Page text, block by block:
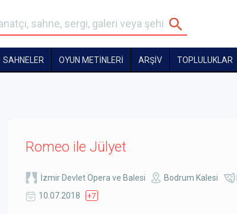
SAHNELER OYUN METİNLERİ ARŞİV TOPLULUKLAR
Romeo ile Jülyet
İzmir Devlet Opera ve Balesi Bodrum Kalesi
10.07.2018
+7